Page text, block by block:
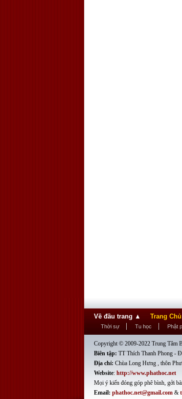
Về đầu trang ▲ Trang Chủ
Thời sự Tu học Phật
Copyright © 2009-2022 Trung Tâm
Biên tập: TT Thích Thanh Phong -
Địa chỉ: Chùa Long Hưng , thôn
Website: http://www.phathoc.net
Mọi ý kiến đóng góp phê bình, gởi
Email: phathoc.net@gmail.com &